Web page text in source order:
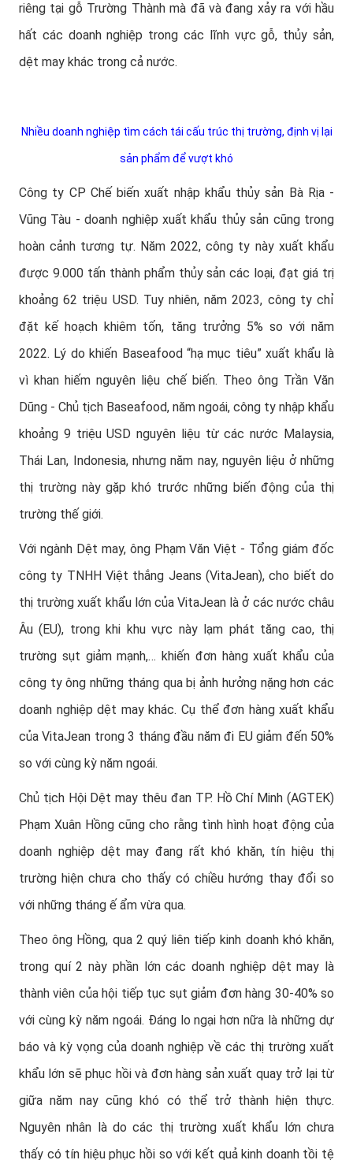
riêng tại gỗ Trường Thành mà đã và đang xảy ra với hầu
hất các doanh nghiệp trong các lĩnh vực gỗ, thủy sản,
dệt may khác trong cả nước.
Nhiều doanh nghiệp tìm cách tái cấu trúc thị trường, định vị lại
sản phẩm để vượt khó
Công ty CP Chế biến xuất nhập khẩu thủy sản Bà Rịa -
Vũng Tàu - doanh nghiệp xuất khẩu thủy sản cũng trong
hoàn cảnh tương tự. Năm 2022, công ty này xuất khẩu
được 9.000 tấn thành phẩm thủy sản các loại, đạt giá trị
khoảng 62 triệu USD. Tuy nhiên, năm 2023, công ty chỉ
đặt kế hoạch khiêm tốn, tăng trưởng 5% so với năm
2022. Lý do khiến Baseafood “hạ mục tiêu” xuất khẩu là
vì khan hiếm nguyên liệu chế biến. Theo ông Trần Văn
Dũng - Chủ tịch Baseafood, năm ngoái, công ty nhập khẩu
khoảng 9 triệu USD nguyên liệu từ các nước Malaysia,
Thái Lan, Indonesia, nhưng năm nay, nguyên liệu ở những
thị trường này gặp khó trước những biến động của thị
trường thế giới.
Với ngành Dệt may, ông Phạm Văn Việt - Tổng giám đốc
công ty TNHH Việt thắng Jeans (VitaJean), cho biết do
thị trường xuất khẩu lớn của VitaJean là ở các nước châu
Âu (EU), trong khi khu vực này lạm phát tăng cao, thị
trường sụt giảm mạnh,… khiến đơn hàng xuất khẩu của
công ty ông những tháng qua bị ảnh hưởng nặng hơn các
doanh nghiệp dệt may khác. Cụ thể đơn hàng xuất khẩu
của VitaJean trong 3 tháng đầu năm đi EU giảm đến 50%
so với cùng kỳ năm ngoái.
Chủ tịch Hội Dệt may thêu đan TP. Hồ Chí Minh (AGTEK)
Phạm Xuân Hồng cũng cho rằng tình hình hoạt động của
doanh nghiệp dệt may đang rất khó khăn, tín hiệu thị
trường hiện chưa cho thấy có chiều hướng thay đổi so
với những tháng ế ẩm vừa qua.
Theo ông Hồng, qua 2 quý liên tiếp kinh doanh khó khăn,
trong quí 2 này phần lớn các doanh nghiệp dệt may là
thành viên của hội tiếp tục sụt giảm đơn hàng 30-40% so
với cùng kỳ năm ngoái. Đáng lo ngại hơn nữa là những dự
báo và kỳ vọng của doanh nghiệp về các thị trường xuất
khẩu lớn sẽ phục hồi và đơn hàng sản xuất quay trở lại từ
giữa năm nay cũng khó có thể trở thành hiện thực.
Nguyên nhân là do các thị trường xuất khẩu lớn chưa
thấy có tín hiệu phục hồi so với kết quả kinh doanh tồi tệ